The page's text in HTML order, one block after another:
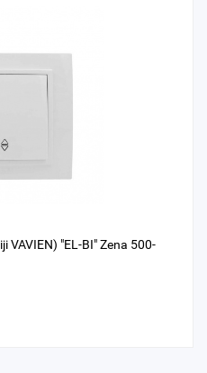
VAVIEN) "EL-BI" Zena 500-